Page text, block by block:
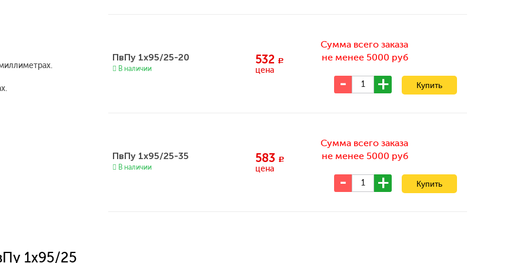
ПвПу 1x95/25-20
В наличии
532 c
цена
Сумма всего заказа
не менее 5000 руб
ПвПу 1x95/25-35
В наличии
583 c
цена
Сумма всего заказа
не менее 5000 руб
1x95/25